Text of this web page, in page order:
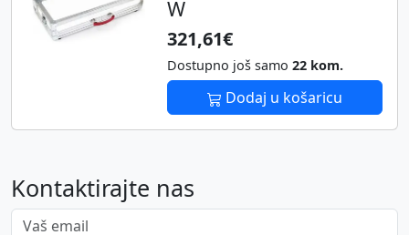
W
321,61€
Dostupno još samo 22 kom.
Dodaj u košaricu
Kontaktirajte nas
Vaš email